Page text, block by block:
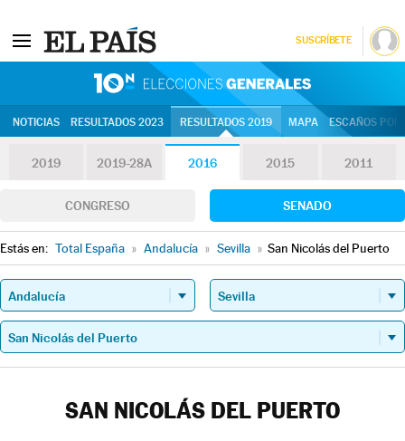
SUSCRÍBETE
NOTICIAS RESULTADOS 2023 RESULTADOS 2019 MAPA ESCAÑOS
2019 2019-28A 2016 2015 2011
CONGRESO SENADO
Estás en: Total España » Andalucía » Sevilla » San Nicolás del Puerto
SAN NICOLÁS DEL PUERTO